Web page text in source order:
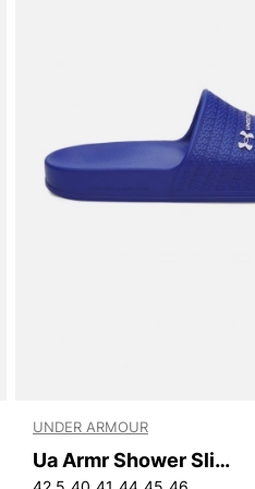
UNDER ARMOUR
Ua Armr Shower Slide